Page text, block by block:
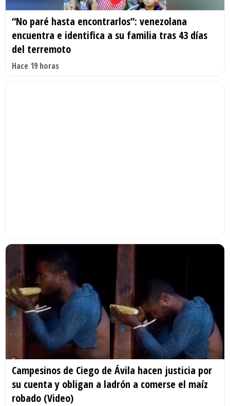
“No paré hasta encontrarlos”: venezolana
encuentra e identifica a su familia tras 43 días
del terremoto
Hace 19 horas
Campesinos de Ciego de Ávila hacen justicia por
su cuenta y obligan a ladrón a comerse el maíz
robado (Video)